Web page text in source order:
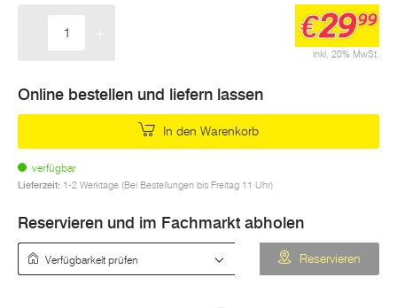
inkl. 20% MwSt.
€2999
Online bestellen und liefern lassen
In den Warenkorb
verfügbar
Lieferzeit: 1-2 Werktage (Bei Bestellungen bis Freitag 11 Uhr)
Reservieren und im Fachmarkt abholen
Reservieren